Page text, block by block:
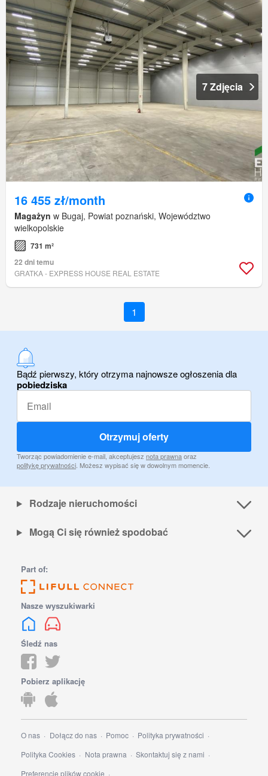
7 Zdjęcia
16 455 zł/month
Magażyn w Bugaj, Powiat poznański, Województwo
wielkopolskie
731 m²
22 dni temu
GRATKA - EXPRESS HOUSE REAL ESTATE
1
Bądź pierwszy, który otrzyma najnowsze ogłoszenia dla
pobiedziska
Otrzymuj oferty
Tworząc powiadomienie e-mail, akceptujesz nota prawnaoraz
politykę prywatności. Możesz wypisać się w dowolnym momencie.
Rodzaje nieruchomości
Mogą Ci się również spodobać
Part of:
Nasze wyszukiwarki
Śledź nas
Pobierz aplikację
O nas Dołącz do nas Pomoc
Polityka prywatności
Polityka Cookies
Nota prawna
Skontaktuj się z nami
Preferencje plików cookie